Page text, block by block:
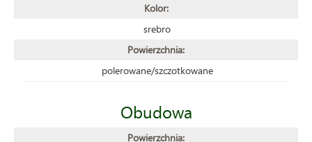
Kolor:
srebro
Powierzchnia:
polerowane/szczotkowane
Obudowa
Powierzchnia: